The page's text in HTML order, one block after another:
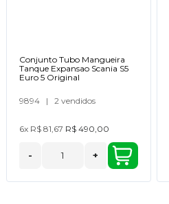
Conjunto Tubo Mangueira
Tanque Expansao Scania S5
Euro 5 Original
9894 | 2 vendidos
6x R$ 81,67 R$ 490,00
- +